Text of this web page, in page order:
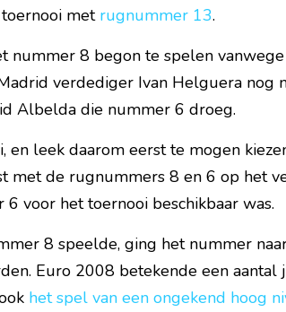
met rugnummer 13.
nummer 8 begon te spelen
verdediger Ivan Helguera nog
Albelda die nummer 6 droeg.
leek daarom eerst te mogen
met de rugnummers 8 en 6 op het
voor het toernooi beschikbaar was.
8 speelde, ging het nummer
Euro 2008 betekende een aantal
het spel van een ongekend hoog